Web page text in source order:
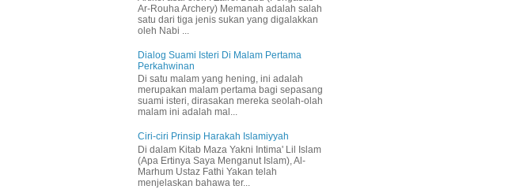
Ar-Rouha Archery) Memanah adalah salah
satu dari tiga jenis sukan yang digalakkan
oleh Nabi ...
Dialog Suami Isteri Di Malam Pertama
Perkahwinan
Di satu malam yang hening, ini adalah
merupakan malam pertama bagi sepasang
suami isteri, dirasakan mereka seolah-olah
malam ini adalah mal...
Ciri-ciri Prinsip Harakah Islamiyyah
Di dalam Kitab Maza Yakni Intima' Lil Islam
(Apa Ertinya Saya Menganut Islam), Al-
Marhum Ustaz Fathi Yakan telah
menjelaskan bahawa ter...